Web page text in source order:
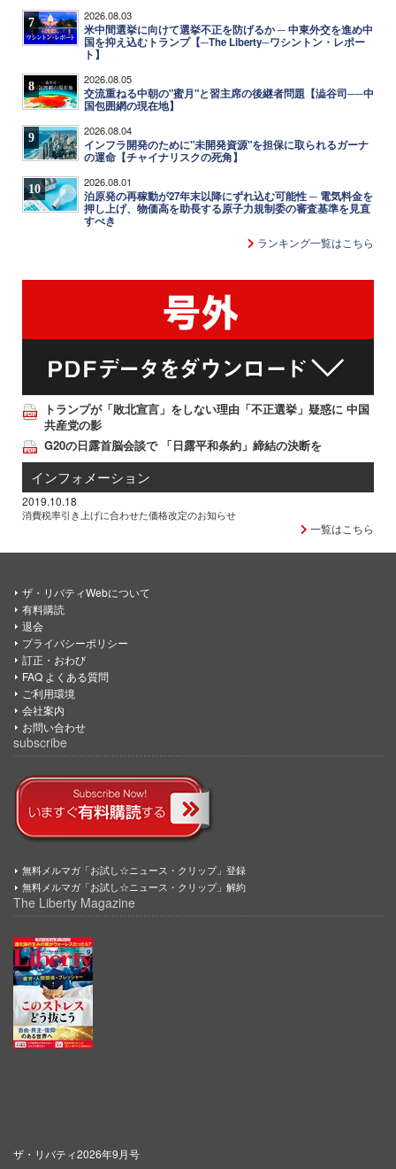
7 2026.08.03
米中間選挙に向けて選挙不正を防げるか ─ 中東外交を進め中
国を抑え込むトランプ【─The Liberty─ワシントン・レポー
ト】
8 2026.08.05
交流重ねる中朝の"蜜月"と習主席の後継者問題【澁谷司──中
国包囲網の現在地】
9 2026.08.04
インフラ開発のために"未開発資源"を担保に取られるガーナ
の運命【チャイナリスクの死角】
10 2026.08.01
泊原発の再稼動が27年末以降にずれ込む可能性 ─ 電気料金を
押し上げ、物価高を助長する原子力規制委の審査基準を見直
すべき
ランキング一覧はこちら
トランプが「敗北宣言」をしない理由「不正選挙」疑惑に 中国
共産党の影
G20の日露首脳会談で 「日露平和条約」締結の決断を
インフォメーション
2019.10.18
消費税率引き上げに合わせた価格改定のお知らせ
一覧はこちら
ザ・リバティWebについて
有料購読
退会
プライバシーポリシー
訂正・おわび
FAQ よくある質問
ご利用環境
会社案内
お問い合わせ
subscribe
無料メルマガ「お試し☆ニュース・クリップ」登録
無料メルマガ「お試し☆ニュース・クリップ」解約
The Liberty Magazine
ザ・リバティ2026年9月号